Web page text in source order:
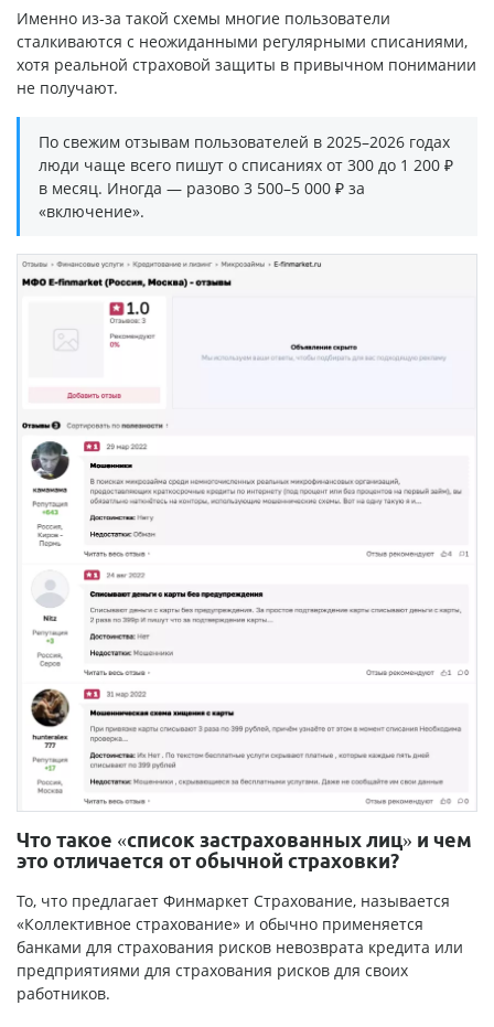
Именно из-за такой схемы многие пользователи
сталкиваются с неожиданными регулярными списаниями,
хотя реальной страховой защиты в привычном понимании
не получают.
По свежим отзывам пользователей в 2025–2026 годах
люди чаще всего пишут о списаниях от 300 до 1 200 ₽
в месяц. Иногда — разово 3 500–5 000 ₽ за
«включение».
Что такое «список застрахованных лиц» и чем
это отличается от обычной страховки?
То, что предлагает Финмаркет Страхование, называется
«Коллективное страхование» и обычно применяется
банками для страхования рисков невозврата кредита или
предприятиями для страхования рисков для своих
работников.